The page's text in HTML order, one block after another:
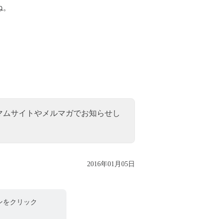
サイトやメルマガでお知らせし
2016年01月05日
をクリック